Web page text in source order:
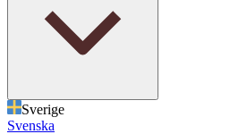
Sverige
Svenska